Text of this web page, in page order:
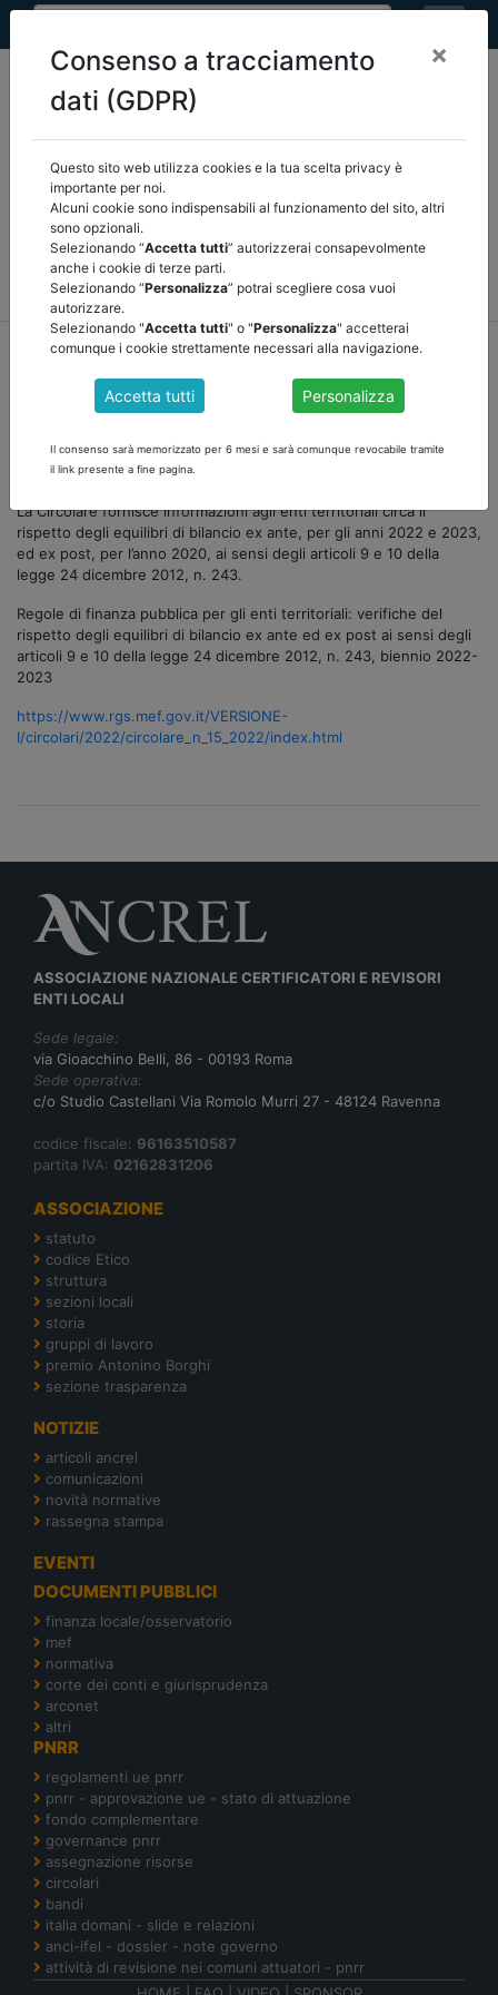
Seleziona una categoria:
COMUNICAZIONI
RASSEGNA STAMPA VEDI TUTTE
home notizie novità normative/torna indietro
REGOLE DI FINANZA PUBBLICA PER GLI ENTI
TERRITORIALI
La Circolare fornisce informazioni agli enti territoriali circa il
rispetto degli equilibri di bilancio ex ante, per gli anni 2022 e 2023,
ed ex post, per l’anno 2020, ai sensi degli articoli 9 e 10 della
legge 24 dicembre 2012, n. 243.
Regole di finanza pubblica per gli enti territoriali: verifiche del
rispetto degli equilibri di bilancio ex ante ed ex post ai sensi degli
articoli 9 e 10 della legge 24 dicembre 2012, n. 243, biennio 2022-
2023
https://www.rgs.mef.gov.it/VERSIONE-
I/circolari/2022/circolare_n_15_2022/index.html
ASSOCIAZIONE NAZIONALE CERTIFICATORI E REVISORI
ENTI LOCALI
Sede legale:
via Gioacchino Belli, 86 - 00193 Roma
Sede operativa:
c/o Studio Castellani Via Romolo Murri 27 - 48124 Ravenna
codice fiscale: 96163510587
partita IVA: 02162831206
ASSOCIAZIONE
statuto
codice Etico
struttura
sezioni locali
storia
gruppi di lavoro
premio Antonino Borghi
sezione trasparenza
NOTIZIE
articoli ancrel
comunicazioni
novità normative
rassegna stampa
EVENTI
DOCUMENTI PUBBLICI
finanza locale/osservatorio
mef
normativa
corte dei conti e giurisprudenza
arconet
altri
PNRR
regolamenti ue pnrr
pnrr - approvazione ue - stato di attuazione
fondo complementare
governance pnrr
assegnazione risorse
circolari
bandi
italia domani - slide e relazioni
anci-ifel - dossier - note governo
attività di revisione nei comuni attuatori - pnrr
Consenso a tracciamento
dati (GDPR)
×
Questo sito web utilizza cookies e la tua scelta privacy è
importante per noi.
Alcuni cookie sono indispensabili al funzionamento del sito, altri
sono opzionali.
Selezionando “Accetta tutti” autorizzerai consapevolmente
anche i cookie di terze parti.
Selezionando “Personalizza” potrai scegliere cosa vuoi
autorizzare.
Selezionando "Accetta tutti" o "Personalizza" accetterai
comunque i cookie strettamente necessari alla navigazione.
Accetta tutti Personalizza
Il consenso sarà memorizzato per 6 mesi e sarà comunque revocabile tramite
il link presente a fine pagina.